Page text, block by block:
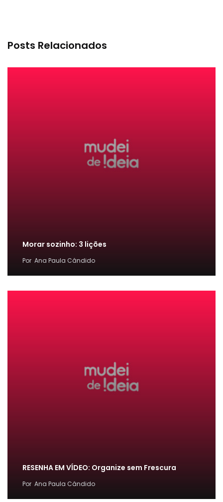
Posts Relacionados
Morar sozinho: 3 lições
Por Ana Paula Cândido
RESENHA EM VÍDEO: Organize sem Frescura
Por Ana Paula Cândido